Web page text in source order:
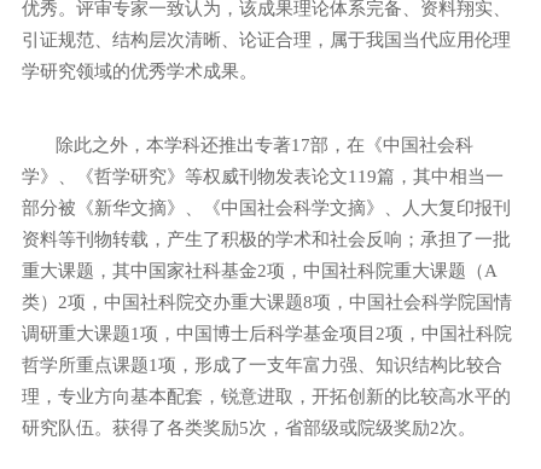
优秀。评审专家一致认为，该成果理论体系完备、资料翔实、
引证规范、结构层次清晰、论证合理，属于我国当代应用伦理
学研究领域的优秀学术成果。
除此之外，本学科还推出专著17部，在《中国社会科
学》、《哲学研究》等权威刊物发表论文119篇，其中相当一
部分被《新华文摘》、《中国社会科学文摘》、人大复印报刊
资料等刊物转载，产生了积极的学术和社会反响；承担了一批
重大课题，其中国家社科基金2项，中国社科院重大课题（A
类） 2项，中国社科院交办重大课题8项，中国社会科学院国情
调研重大课题1项，中国博士后科学基金项目 2项，中国社科院
哲学所重点课题1项，形成了一支年富力强、知识结构比较合
理，专业方向基本配套，锐意进取，开拓创新的比较高水平的
研究队伍。获得了各类奖励5次，省部级或院级奖励2次。